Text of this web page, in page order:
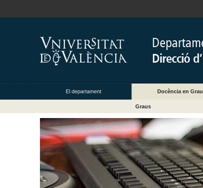
El departament Docència en Grau
Graus